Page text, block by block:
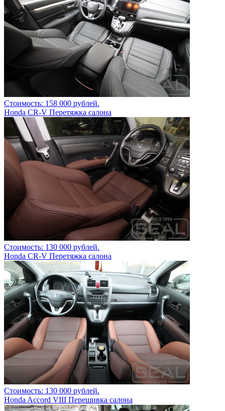
Стоимость: 158 000 рублей.
Honda CR-V Перетяжка салона
Стоимость: 130 000 рублей.
Honda CR-V Перетяжка салона
Стоимость: 130 000 рублей.
Honda Accord VIII Перешивка салона